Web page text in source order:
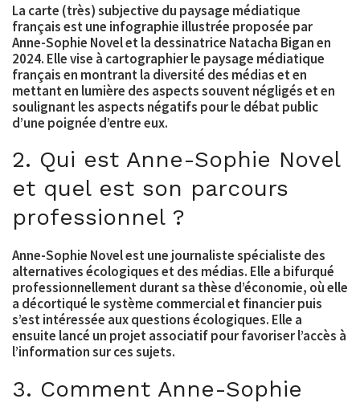
La carte (très) subjective du paysage médiatique
français est une infographie illustrée proposée par
Anne-Sophie Novel et la dessinatrice Natacha Bigan en
2024. Elle vise à cartographier le paysage médiatique
français en montrant la diversité des médias et en
mettant en lumière des aspects souvent négligés et en
soulignant les aspects négatifs pour le débat public
d’une poignée d’entre eux.
2. Qui est Anne-Sophie Novel
et quel est son parcours
professionnel ?
Anne-Sophie Novel est une journaliste spécialiste des
alternatives écologiques et des médias. Elle a bifurqué
professionnellement durant sa thèse d’économie, où elle
a décortiqué le système commercial et financier puis
s’est intéressée aux questions écologiques. Elle a
ensuite lancé un projet associatif pour favoriser l’accès à
l’information sur ces sujets.
3. Comment Anne-Sophie